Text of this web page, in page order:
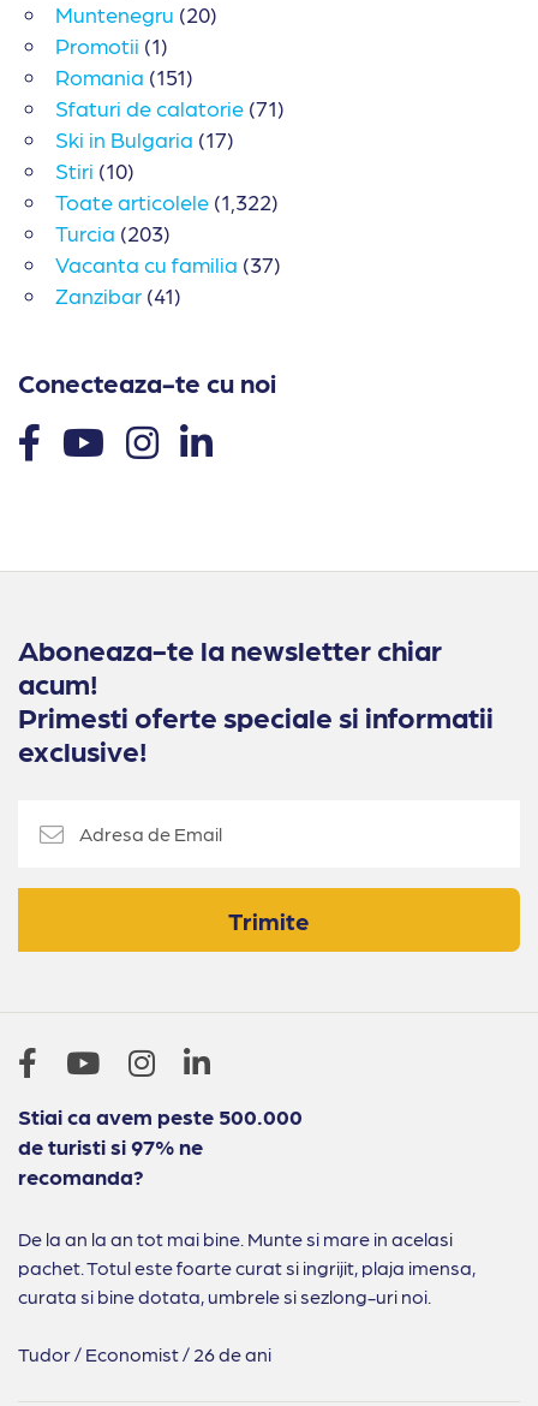
Muntenegru (20)
Promotii (1)
Romania (151)
Sfaturi de calatorie (71)
Ski in Bulgaria (17)
Stiri (10)
Toate articolele (1,322)
Turcia (203)
Vacanta cu familia (37)
Zanzibar (41)
Conecteaza-te cu noi
Aboneaza-te la newsletter chiar
acum!
Primesti oferte speciale si informatii
exclusive!
Trimite
Stiai ca avem peste 500.000
de turisti si 97% ne
recomanda?
De la an la an tot mai bine. Munte si mare in acelasi
pachet. Totul este foarte curat si ingrijit, plaja imensa,
curata si bine dotata, umbrele si sezlong-uri noi.
Tudor / Economist / 26 de ani